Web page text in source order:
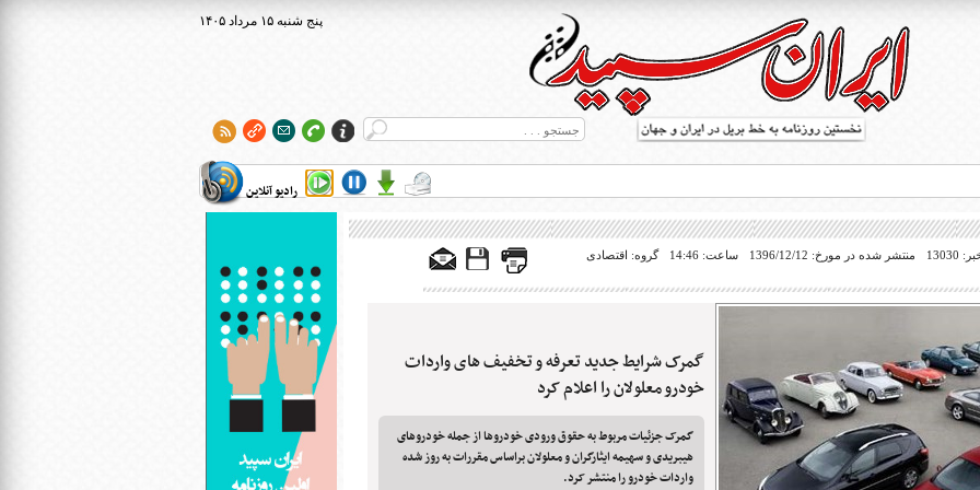
۱۴۰۵ پنج شنبه ۱۵ مرداد
رادیو آنلاین
بریل در جهان
منتشر شده در مورخ: 1396/12/12 ساعت: 14:46 گروه: اقتصادی
گمرک شرایط جدید تعرفه و تخفیف های واردات
خودرو معلولان را اعلام کرد
گمرک جزئیات مربوط به حقوق ورودی خودروها از جمله خودروهای
هیبریدی و سهیمه ایثارگران و معلولان براساس مقررات به روز شده
واردات خودرو را منتشر کرد.